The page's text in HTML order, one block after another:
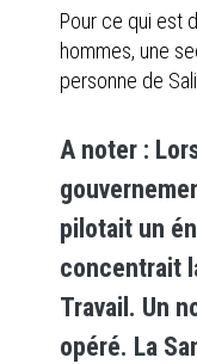
Pour ce qui est
hommes, une
personne de
A noter :
pilotait un
concentrait
Travail. Un
opéré. La